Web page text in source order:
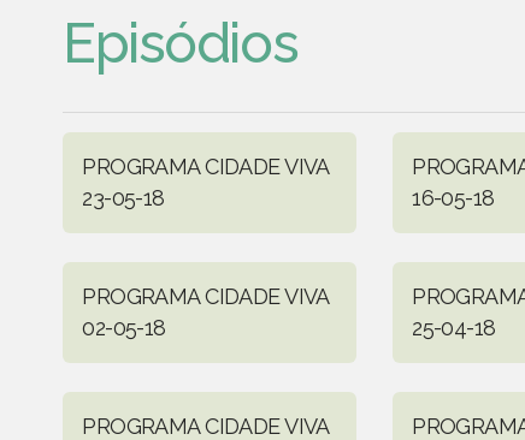
Episódios
PROGRAMA CIDADE VIVA
23-05-18
16-05-18
PROGRAMA CIDADE VIVA
02-05-18
25-04-18
PROGRAMA CIDADE VIVA